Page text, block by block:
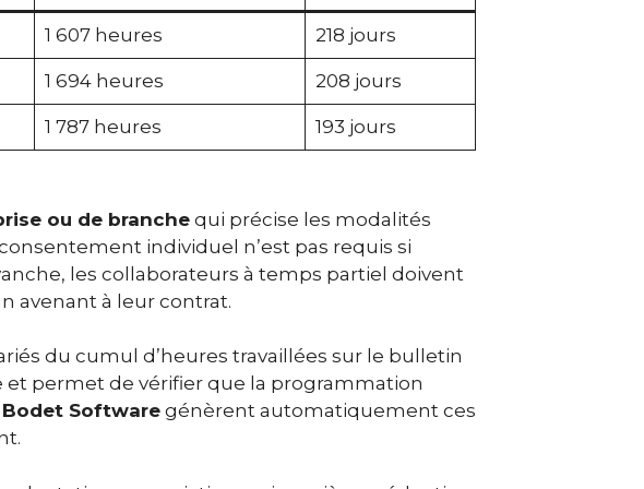
1 607 heures 218 jours
1 694 heures 208 jours
1 787 heures 193 jours
ou de branche qui précise les modalités
individuel n’est pas requis si
les collaborateurs à temps partiel doivent
avenant à leur contrat.
du cumul d’heures travaillées sur le bulletin
permet de vérifier que la programmation
Bodet Software génèrent automatiquement ces